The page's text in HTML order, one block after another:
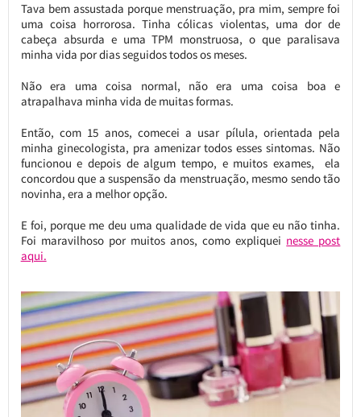
Tava bem assustada porque menstruação, pra mim, sempre foi
uma coisa horrorosa. Tinha cólicas violentas, uma dor de
cabeça absurda e uma TPM monstruosa, o que paralisava
minha vida por dias seguidos todos os meses.
Não era uma coisa normal, não era uma coisa boa e
atrapalhava minha vida de muitas formas.
Então, com 15 anos, comecei a usar pílula, orientada pela
minha ginecologista, pra amenizar todos esses sintomas. Não
funcionou e depois de algum tempo, e muitos exames, ela
concordou que a suspensão da menstruação, mesmo sendo tão
novinha, era a melhor opção.
E foi, porque me deu uma qualidade de vida que eu não tinha.
Foi maravilhoso por muitos anos, como expliquei nesse post
aqui.